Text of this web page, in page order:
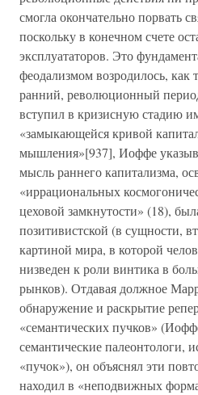
смогла окончательно порвать
поскольку в конечном счете
эксплуататоров. Это
феодализмом возродилось, как
ранний, революционный
вступил в кризисную стадию
«замыкающейся кривой
мышления»[937], Иоффе
мысль раннего капитализма,
«иррациональных
цеховой замкнутости» (18),
позитивистской (в сущности,
картиной мира, в которой
низведен к роли винтика в
рынков). Отдавая должное
обнаружение и раскрытие
«семантических пучков»
семантические палеонтологи,
«пучок»), он объяснял эти
находил в «неподвижных